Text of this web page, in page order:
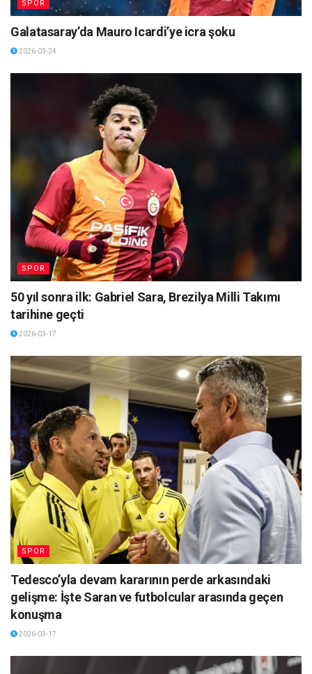
SPOR
Galatasaray’da Mauro Icardi’ye icra şoku
2026-03-24
SPOR
50 yıl sonra ilk: Gabriel Sara, Brezilya Milli Takımı
tarihine geçti
2026-03-17
SPOR
Tedesco’yla devam kararının perde arkasındaki
gelişme: İşte Saran ve futbolcular arasında geçen
konuşma
2026-03-17